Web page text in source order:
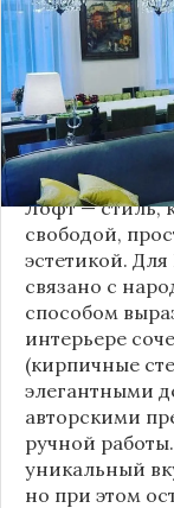
московской
Это решение
и актуальные
проекте
КВАРТИР |
Лофт — стиль,
свободой,
эстетикой. Для
связано с
способом
интерьере
(кирпичные
элегантными
авторскими
ручной
уникальный
но при этом